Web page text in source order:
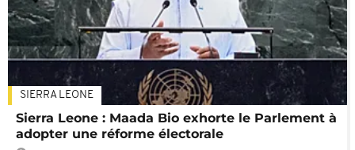
SIERRA LEONE
Sierra Leone : Maada Bio exhorte le Parlement à
adopter une réforme électorale